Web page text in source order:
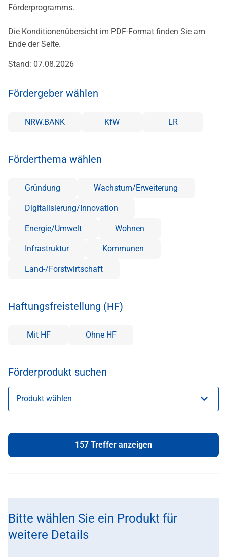
Förderprogramms.
Die Konditionenübersicht im PDF-Format finden Sie am
Ende der Seite.
Stand: 07.08.2026
Fördergeber wählen
NRW.BANK KfW LR
Förderthema wählen
Gründung Wachstum/Erweiterung
Digitalisierung/Innovation
Energie/Umwelt Wohnen
Infrastruktur Kommunen
Land-/Forstwirtschaft
Haftungsfreistellung (HF)
Mit HF Ohne HF
Förderprodukt suchen
Produkt wählen
157 Treffer anzeigen
Bitte wählen Sie ein Produkt für
weitere Details